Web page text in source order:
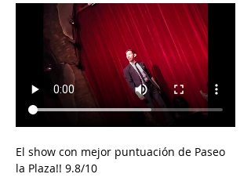
El show con mejor puntuación de Paseo
la Plaza!! 9.8/10